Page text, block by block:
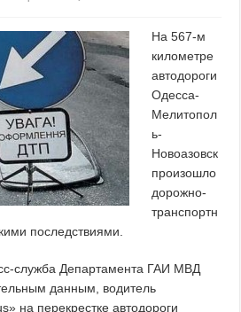
На 567-м
километре
автодороги
Одесса-
Мелитопол
ь-
Новоазовск
произошло
дорожно-
транспортн
последствиями.
служба Департамента ГАИ МВД
данным, водитель
на перекрестке автодороги